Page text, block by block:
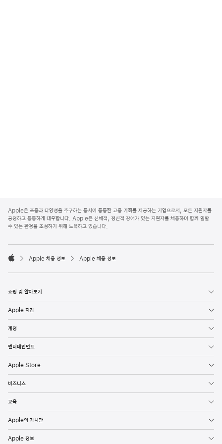
p
p
l
o
e
Apple은 포용과 다양성을 추구하는 동시에 동등한 고용 기회를 제공하는 기업으로서, 모든 지원자를
공정하고 동등하게 대우합니다. Apple은 신체적, 정신적 장애가 있는 지원자를 채용하며 함께 일할
수 있는 환경을 조성하기 위해 노력하고 있습니다.

p
l
Apple 채용 정보 Apple 채용 정보
쇼핑 및 알아보기
Apple 지갑
계정
엔터테인먼트
Apple Store
비즈니스
교육
Apple의 가치관
Apple 정보